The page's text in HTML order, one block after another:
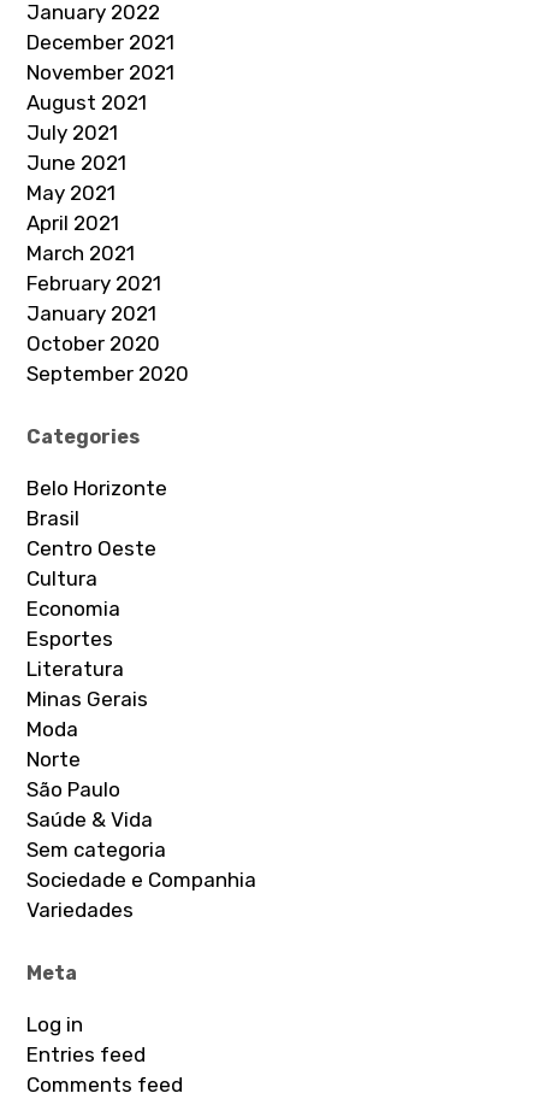
January 2022
December 2021
November 2021
August 2021
July 2021
June 2021
May 2021
April 2021
March 2021
February 2021
January 2021
October 2020
September 2020
Categories
Belo Horizonte
Brasil
Centro Oeste
Cultura
Economia
Esportes
Literatura
Minas Gerais
Moda
Norte
São Paulo
Saúde & Vida
Sem categoria
Sociedade e Companhia
Variedades
Meta
Log in
Entries feed
Comments feed